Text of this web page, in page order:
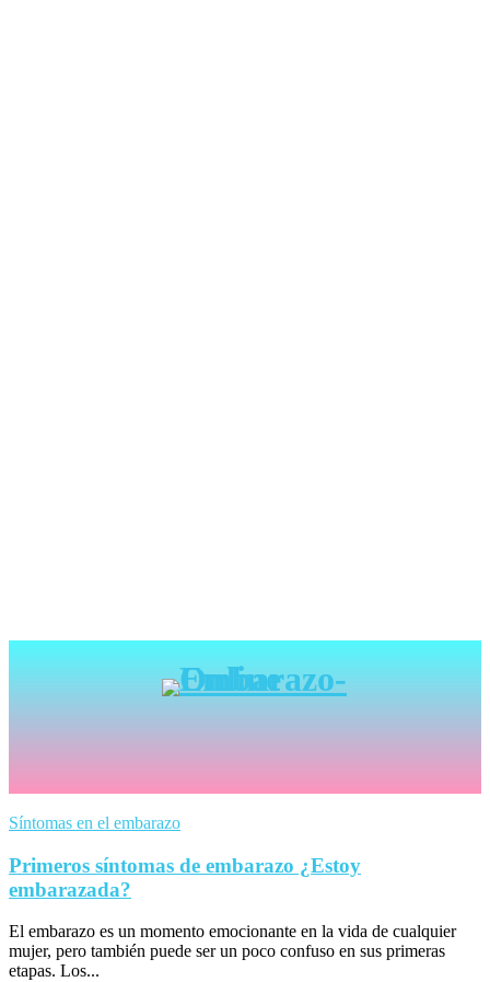
Síntomas en el embarazo
Primeros síntomas de embarazo ¿Estoy
embarazada?
El embarazo es un momento emocionante en la vida de cualquier
mujer, pero también puede ser un poco confuso en sus primeras
etapas. Los...